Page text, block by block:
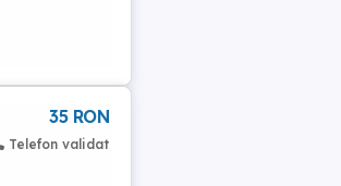
35 RON
Telefon validat